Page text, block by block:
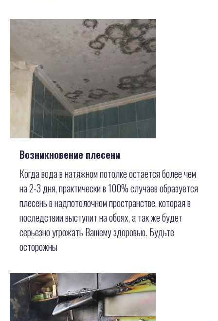
Возникновение плесени
Когда вода в натяжном потолке остается более чем
на 2-3 дня, практически в 100% случаев образуется
плесень в надпотолочном пространстве, которая в
последствии выступит на обоях, а так же будет
серьезно угрожать Вашему здоровью. Будьте
осторожны